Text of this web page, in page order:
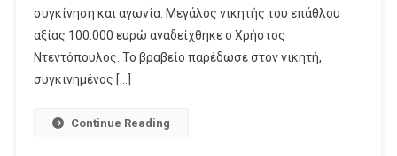
Αναδείχθηκε
Ντεντόπουλος
συγκίνηση και αγωνία. Μεγάλος νικητής του επάθλου
αξίας 100.000 ευρώ αναδείχθηκε ο Χρήστος
Ντεντόπουλος. Το βραβείο παρέδωσε στον νικητή,
συγκινημένος […]
Continue Reading